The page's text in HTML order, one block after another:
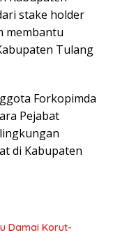
stake holder
membantu
Tulang
Forkopimda
Pejabat
di Kabupaten
Damai Korut-